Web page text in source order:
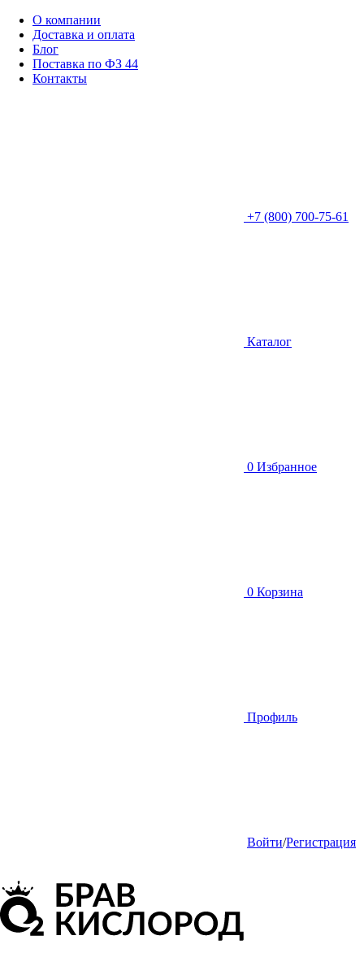
О компании
Доставка и оплата
Блог
Поставка по ФЗ 44
Контакты
+7 (800) 700-75-61
Каталог
0 Избранное
0 Корзина
Профиль
Войти/Регистрация